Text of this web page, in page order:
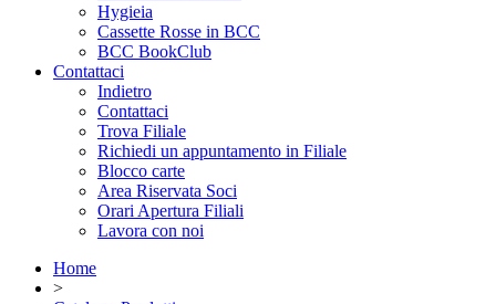
Hygieia
Cassette Rosse in BCC
BCC BookClub
Contattaci
Indietro
Contattaci
Trova Filiale
Richiedi un appuntamento in Filiale
Blocco carte
Area Riservata Soci
Orari Apertura Filiali
Lavora con noi
Home
>